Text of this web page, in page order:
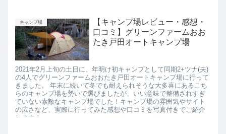
キャンプ場
【キャンプ場レビュー・感想・
口コミ】グリーンファームおお
たき戸田オートキャンプ場
2021年2月上旬の土日に、年明け初キャンプとして同期2+ツナ(夫)
の4人でグリーンファームおおたき戸田オートキャンプ場に行って
きました。 年末に続いて冬でも耐えられそうな大多喜にあるこち
らのキャンプ場を勢いで選びましたが、いい意味で整備されすぎ
ていない素敵なキャンプ場でした！キャンプ場の雰囲気やサイト
の広さなど、実際に行ってみた感想や口コミを写真付きでご紹介
します！